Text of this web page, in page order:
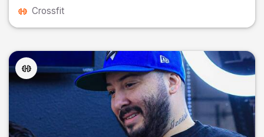
Crossfit